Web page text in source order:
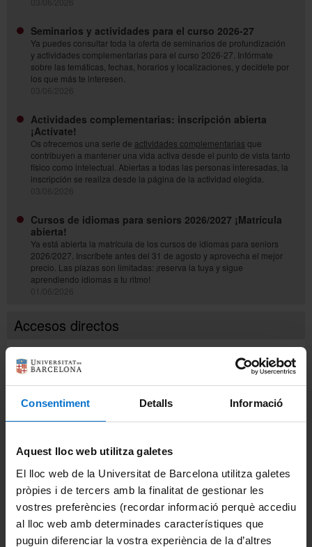
Consentiment Detalls Informació
Aquest lloc web utilitza galetes
El lloc web de la Universitat de Barcelona utilitza galetes
pròpies i de tercers amb la finalitat de gestionar les
vostres preferències (recordar informació perquè accediu
al lloc web amb determinades característiques que
puguin diferenciar la vostra experiència de la d’altres
Seminarios y actividades para el curso 2026-27
Ya puedes consultar toda la oferta de seminarios de profundización
y actividades complementarias para el curso 2026-27. Infórmate
sobre las temáticas, fechas, horarios y localizaciones, y decídete por
los que más te interesen.
Actividades complementarias: inscripción abierta
¡Actívate!
Os ofrecemos una serie de actividades complementarias que
contribuyen a mantener una vida activa desde el punto de vista tanto
físico como intelectual. Abiertas a todas las personas interesadas, la
inscripción se realiza desde la página de la actividad elegida.
Cursos de idiomas para seniors 2026/2027 ¡Matrícula
abierta!
Ya está abierta la matrícula de los cursos de idiomas para seniors
2026/2027. Inscríbete antes del 31 de agosto y aprovecha el mejor
precio. Las plazas son limitadas: ¡reserva la tuya y sigue
aprendiendo idiomas a tu ritmo!
Accesos directos
Calendario de matrícula a programas universitarios de
Calendario de matrícula a seminarios y actividades
Alumnado
Acceso al Campus Virtual
Acceso a la Nube y al Correo UB